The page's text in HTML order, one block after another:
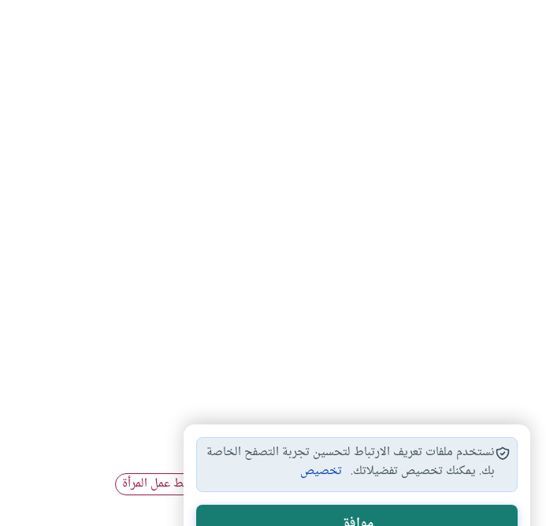
الزوجة بين واجبات… المرأة المسلمة ضوابط عمل المرأة
نستخدم ملفات تعريف الارتباط لتحسين تجربة التصفح الخاصة
بك. يمكنك تخصيص تفضيلاتك. تخصيص